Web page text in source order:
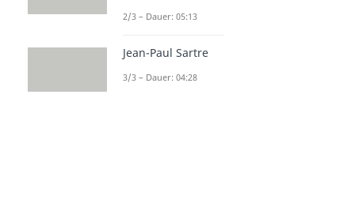
2/3 – Dauer: 05:13
Jean-Paul Sartre
3/3 – Dauer: 04:28